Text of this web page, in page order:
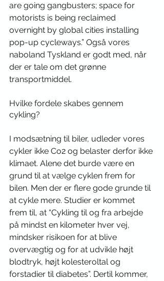
are going gangbusters; space for
motorists is being reclaimed
overnight by global cities installing
pop-up cycleways.” Også vores
naboland Tyskland er godt med, når
der er tale om det grønne
transportmiddel.
Hvilke fordele skabes gennem
cykling?
I modsætning til biler, udleder vores
cykler ikke Co2 og belaster derfor ikke
klimaet. Alene det burde være en
grund til at vælge cyklen frem for
bilen. Men der er flere gode grunde til
at cykle mere. Studier er kommet
frem til, at “Cykling til og fra arbejde
på mindst en kilometer hver vej,
mindsker risikoen for at blive
overvægtig og for at udvikle højt
blodtryk, højt kolesteroltal og
forstadier til diabetes”. Dertil kommer,